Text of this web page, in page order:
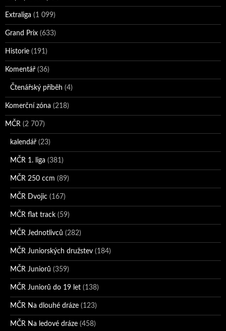
Extraliga (1 099)
Grand Prix (633)
Historie (191)
Komentář (36)
Čtenářský příběh (4)
Komerční zóna (218)
MČR (2 707)
kalendář (23)
MČR 1. liga (381)
MČR 250 ccm (89)
MČR Dvojic (167)
MČR flat track (59)
MČR Jednotlivců (282)
MČR Juniorských družstev (184)
MČR Juniorů (359)
MČR Juniorů do 19 let (138)
MČR Na dlouhé dráze (123)
MČR Na ledové dráze (458)